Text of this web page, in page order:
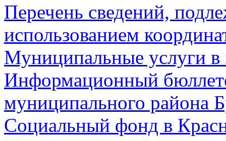
Перечень сведений,
использованием
Муниципальные услуги в
Информационный
муниципального района
Социальный фонд в